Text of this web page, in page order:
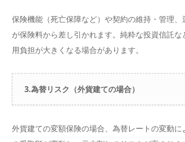
保険機能（死亡保障など）や契約の維持・管理、
が保険料から差し引かれます。純粋な投資信託
用負担が大きくなる場合があります。
3.為替リスク（外貨建ての場合）
外貨建ての変額保険の場合、為替レートの変動